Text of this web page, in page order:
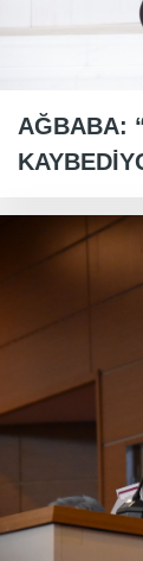
AĞBABA: